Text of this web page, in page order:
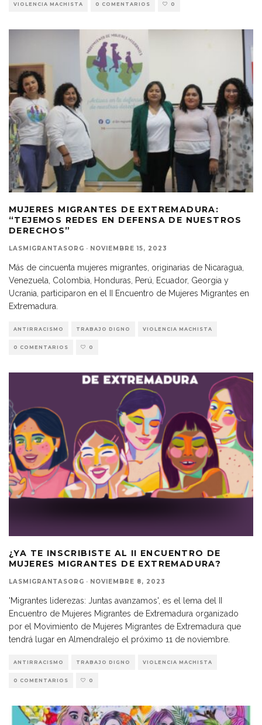
VIOLENCIA MACHISTA 0 COMENTARIOS 0
MUJERES MIGRANTES DE EXTREMADURA:
“TEJEMOS REDES EN DEFENSA DE NUESTROS
DERECHOS”
LASMIGRANTASORG · NOVIEMBRE 15, 2023
Más de cincuenta mujeres migrantes, originarias de Nicaragua,
Venezuela, Colombia, Honduras, Perú, Ecuador, Georgia y
Ucrania, participaron en el II Encuentro de Mujeres Migrantes en
Extremadura.
ANTIRRACISMO TRABAJO DIGNO VIOLENCIA MACHISTA
0 COMENTARIOS 0
¿YA TE INSCRIBISTE AL II ENCUENTRO DE
MUJERES MIGRANTES DE EXTREMADURA?
LASMIGRANTASORG · NOVIEMBRE 8, 2023
'Migrantes liderezas: Juntas avanzamos', es el lema del II
Encuentro de Mujeres Migrantes de Extremadura organizado
por el Movimiento de Mujeres Migrantes de Extremadura que
tendrá lugar en Almendralejo el próximo 11 de noviembre.
ANTIRRACISMO TRABAJO DIGNO VIOLENCIA MACHISTA
0 COMENTARIOS 0